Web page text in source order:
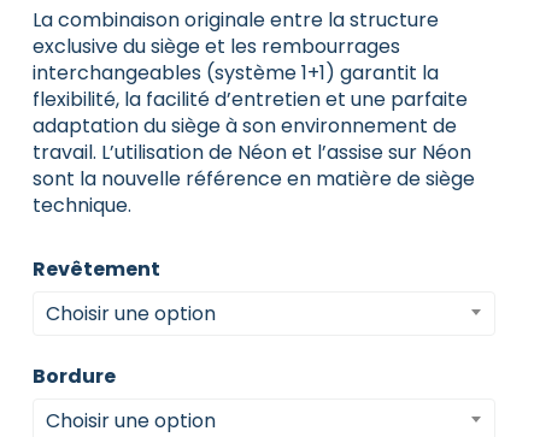
La combinaison originale entre la structure
exclusive du siège et les rembourrages
interchangeables (système 1+1) garantit la
flexibilité, la facilité d’entretien et une parfaite
adaptation du siège à son environnement de
travail. L’utilisation de Néon et l’assise sur Néon
sont la nouvelle référence en matière de siège
technique.
Revêtement
Choisir une option
Bordure
Choisir une option